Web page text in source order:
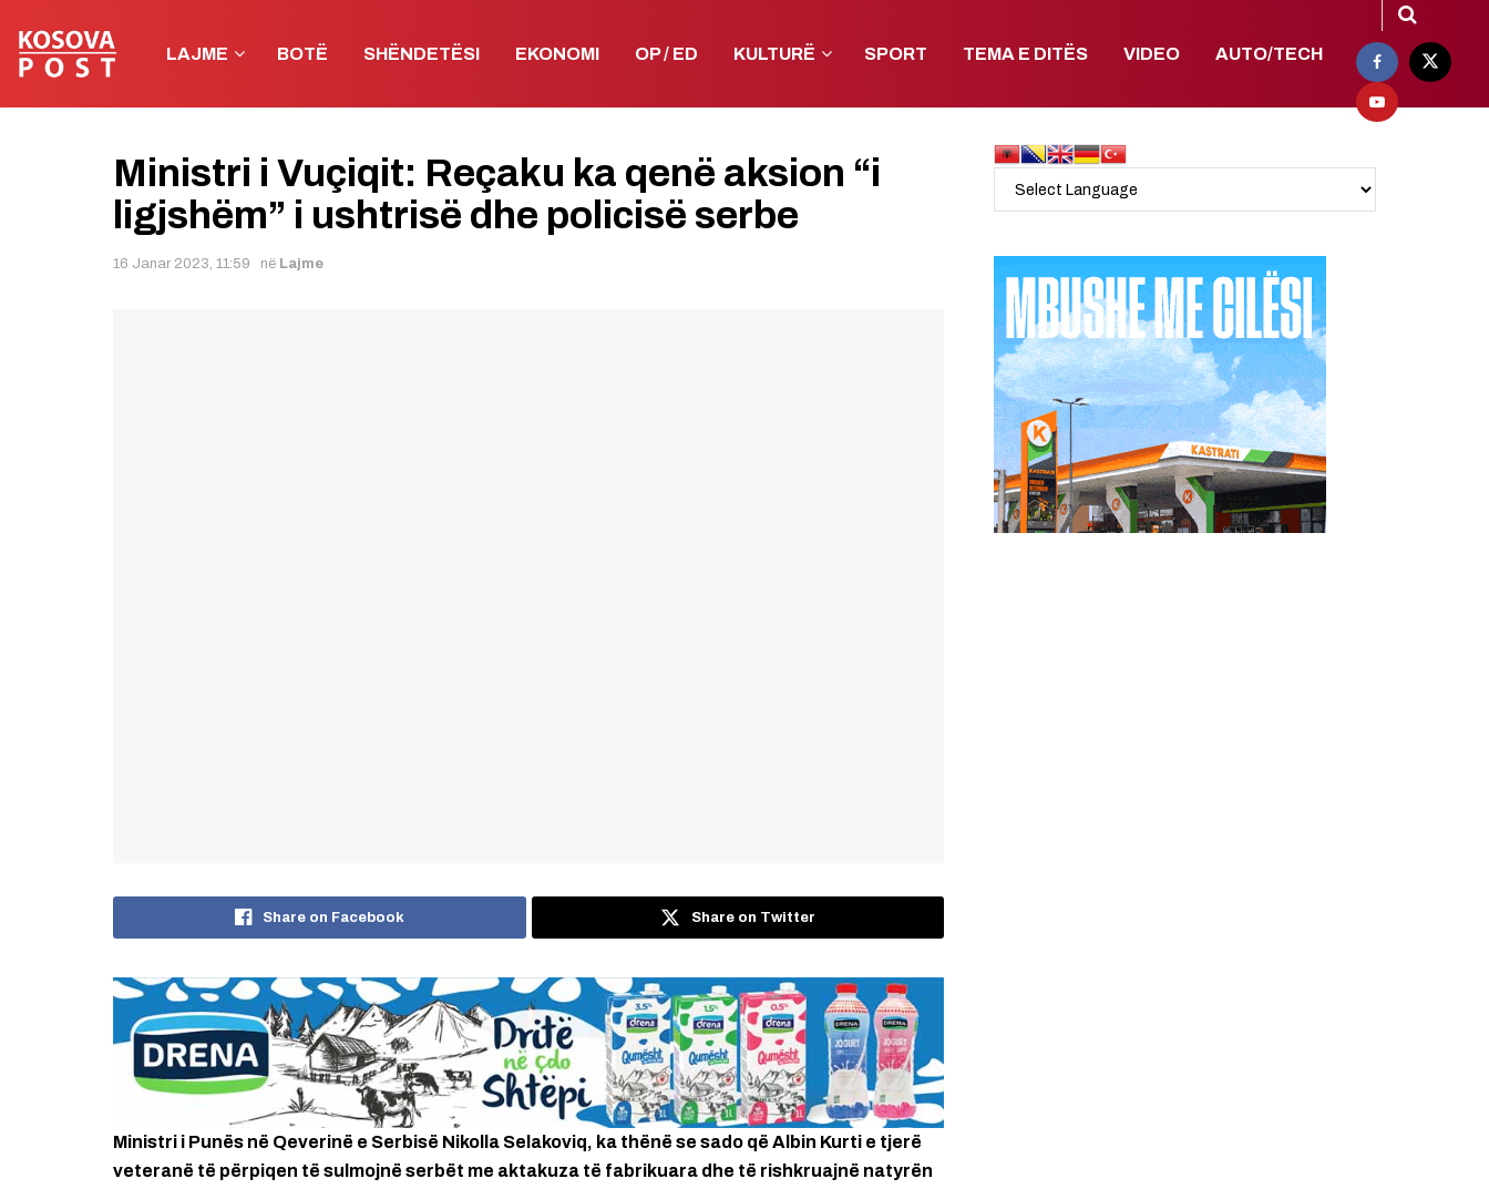
LAJME BOTË SHËNDETËSI EKONOMI OP / ED KULTURË SPORT TEMA E DITËS VIDEO AUTO/TECH
Ministri i Vuçiqit: Reçaku ka qenë aksion “i
ligjshëm” i ushtrisë dhe policisë serbe
16 Janar 2023, 11:59 në Lajme
Share on Facebook Share on Twitter
Ministri i Punës në Qeverinë e Serbisë Nikolla Selakoviq, ka thënë se sado që Albin Kurti e tjerë
veteranë të përpiqen të sulmojnë serbët me aktakuza të fabrikuara dhe të rishkruajnë natyrën